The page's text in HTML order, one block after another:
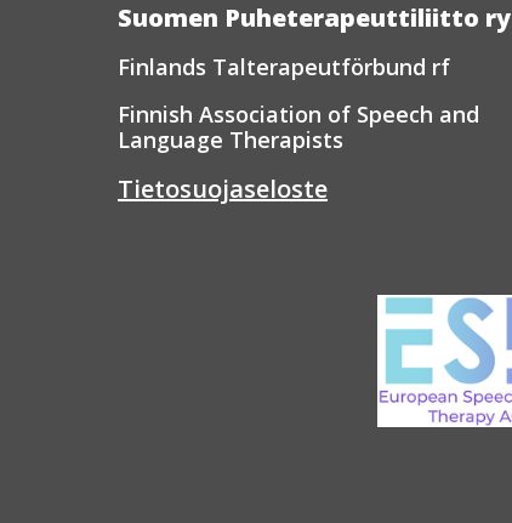
Suomen Puheterapeuttiliitto ry
Finlands Talterapeutförbund rf
Finnish Association of Speech and
Language Therapists
Tietosuojaseloste